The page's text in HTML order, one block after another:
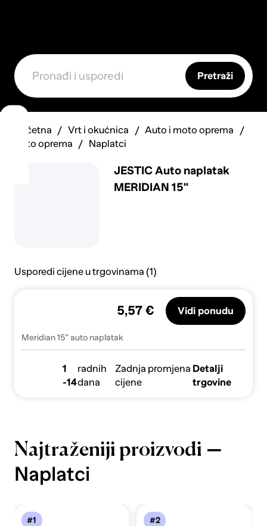
Pretraži
Početna Vrt i okućnica
Auto i moto oprema
Auto oprema
Naplatci
JESTIC Auto naplatak
MERIDIAN 15"
Usporedi cijene u trgovinama (1)
Meridian 15" auto naplatak
5,57 € Vidi ponudu
1
-14
radnih
dana
Zadnja promjena
cijene
Detalji
trgovine
Najtraženiji proizvodi —
Naplatci
#1 #2